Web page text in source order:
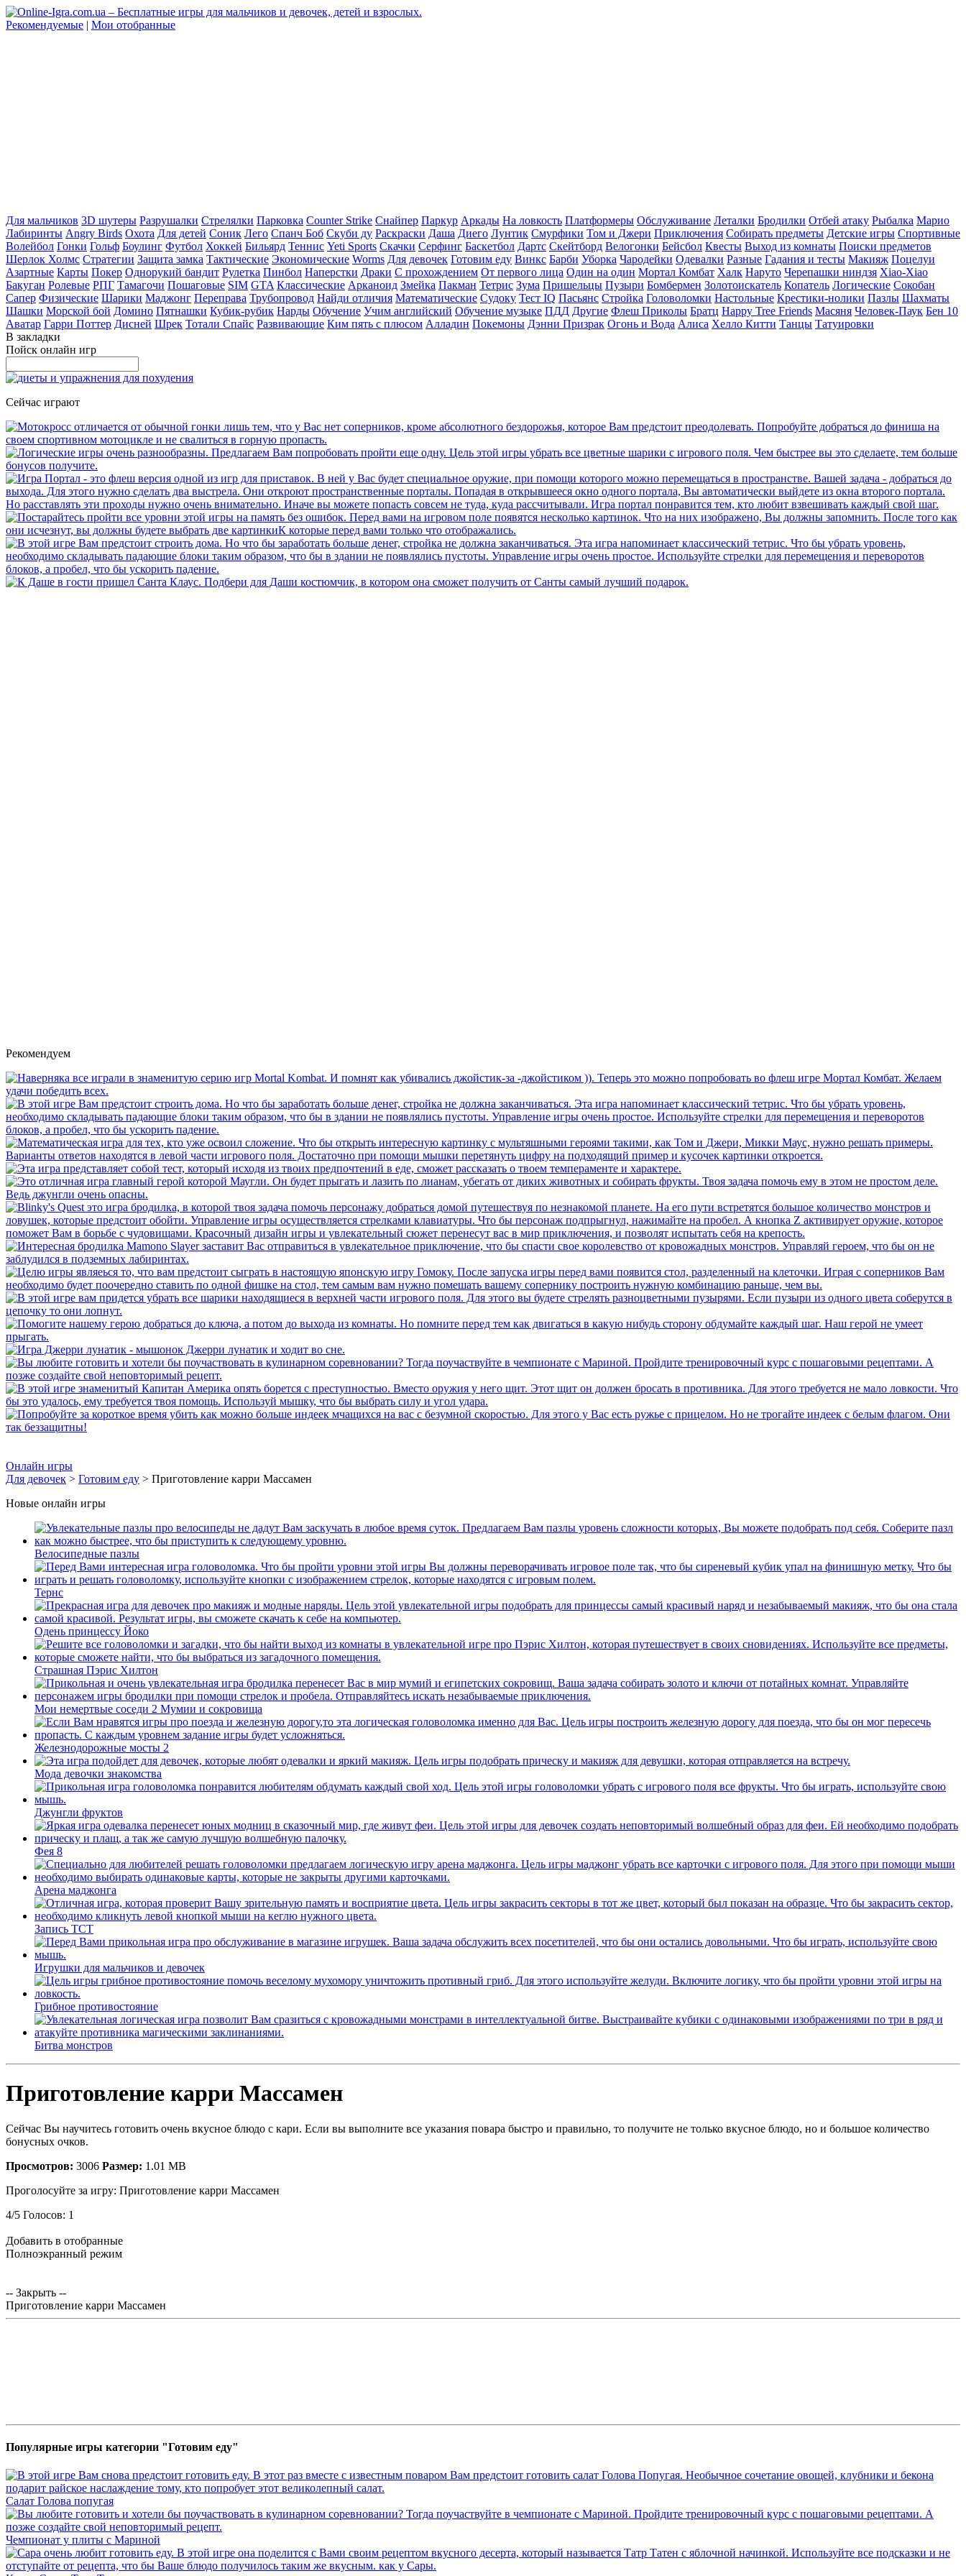
Рекомендуемые | Мои отобранные
Для мальчиков 3D шутеры Разрушалки Стрелялки Парковка Counter Strike Снайпер Паркур Аркады На ловкость Платформеры Обслуживание Леталки Бродилки Отбей атаку Рыбалка Марио
Лабиринты Angry Birds Охота Для детей Соник Лего Спанч Боб Скуби ду Раскраски Даша Диего Лунтик Смурфики Том и Джери Приключения Собирать предметы Детские игры Спортивные
Волейбол Гонки Гольф Боулинг Футбол Хоккей Бильярд Теннис Yeti Sports Скачки Серфинг Баскетбол Дартс Скейтборд Велогонки Бейсбол Квесты Выход из комнаты Поиски предметов
Шерлок Холмс Стратегии Защита замка Тактические Экономические Worms Для девочек Готовим еду Винкс Барби Уборка Чародейки Одевалки Разные Гадания и тесты Макияж Поцелуи
Азартные Карты Покер Однорукий бандит Рулетка Пинбол Наперстки Драки С прохождением От первого лица Один на один Мортал Комбат Халк Наруто Черепашки ниндзя Xiao-Xiao
Бакуган Ролевые РПГ Тамагочи Пошаговые SIM GTA Классические Арканоид Змейка Пакман Тетрис Зума Пришельцы Пузыри Бомбермен Золотоискатель Копатель Логические Сокобан
Сапер Физические Шарики Маджонг Переправа Трубопровод Найди отличия Математические Судоку Тест IQ Пасьянс Стройка Головоломки Настольные Крестики-нолики Пазлы Шахматы
Шашки Морской бой Домино Пятнашки Кубик-рубик Нарды Обучение Учим английский Обучение музыке ПДД Другие Флеш Приколы Братц Happy Tree Friends Масяня Человек-Паук Бен 10
Аватар Гарри Поттер Дисней Шрек Тотали Спайс Развивающие Ким пять с плюсом Алладин Покемоны Дэнни Призрак Огонь и Вода Алиса Хелло Китти Танцы Татуировки
В закладки
Пойск онлайн игр
Сейчас играют
Рекомендуем
Онлайн игры
Для девочек > Готовим еду > Приготовление карри Массамен
Новые онлайн игры
Велосипедные пазлы
Тернс
Одень принцессу Йоко
Страшная Пэрис Хилтон
Мои немертвые соседи 2 Мумии и сокровища
Железнодорожные мосты 2
Мода девочки знакомства
Джунгли фруктов
Фея 8
Арена маджонга
Запись ТСТ
Игрушки для мальчиков и девочек
Грибное противостояние
Битва монстров
Приготовление карри Массамен
Сейчас Вы научитесь готовить очень вкусное блюдо с кари. Если вы выполните все указания повара быстро и правильно, то получите не только вкусное блюдо, но и большое количество
бонусных очков.
Просмотров: 3006 Размер: 1.01 MB
Проголосуйте за игру: Приготовление карри Массамен
4/5 Голосов: 1
Добавить в отобранные
Полноэкранный режим
-- Закрыть --
Приготовление карри Массамен
Популярные игры категории "Готовим еду"
Салат Голова попугая
Чемпионат у плиты с Мариной